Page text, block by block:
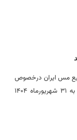
مس ایران درخصوص
صورت‌های مالی حسابرسی‌شده میان‌دوره‌ای منتهی به ۳۱ شهریورماه ۱۴۰۴